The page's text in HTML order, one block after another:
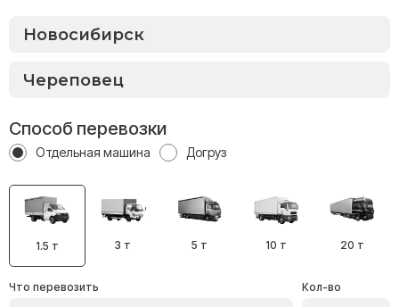
Способ перевозки
Отдельная машина Догруз
1.5 т 3 т 5 т 10 т 20 т
Что перевозить Кол-во